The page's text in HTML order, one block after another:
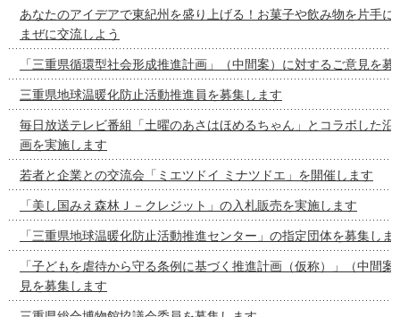
あなたのアイデアで東紀州を盛り上げる！お菓子や飲み物を片手に
まぜに交流しよう
「三重県循環型社会形成推進計画」（中間案）に対するご意見を募
三重県地球温暖化防止活動推進員を募集します
毎日放送テレビ番組「土曜のあさはほめるちゃん」とコラボした沿
画を実施します
若者と企業との交流会「ミエツドイ ミナツドエ」を開催します
「美し国みえ森林Ｊ－クレジット」の入札販売を実施します
「三重県地球温暖化防止活動推進センター」の指定団体を募集しま
「子どもを虐待から守る条例に基づく推進計画（仮称）」（中間
見を募集します